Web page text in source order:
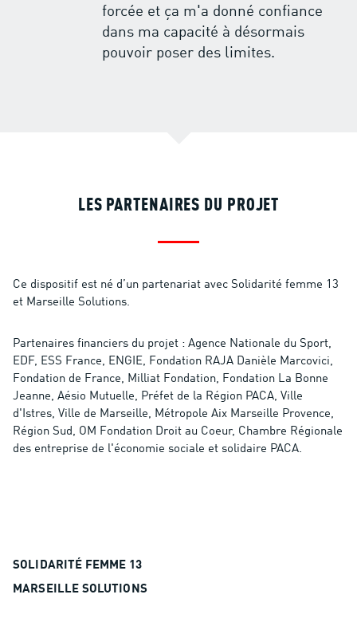
forcée et ça m'a donné confiance
dans ma capacité à désormais
pouvoir poser des limites.
LES PARTENAIRES DU PROJET
Ce dispositif est né d’un partenariat avec Solidarité femme 13
et Marseille Solutions.
Partenaires financiers du projet : Agence Nationale du Sport,
EDF, ESS France, ENGIE, Fondation RAJA Danièle Marcovici,
Fondation de France, Milliat Fondation, Fondation La Bonne
Jeanne, Aésio Mutuelle, Préfet de la Région PACA, Ville
d'Istres, Ville de Marseille, Métropole Aix Marseille Provence,
Région Sud, OM Fondation Droit au Coeur, Chambre Régionale
des entreprise de l'économie sociale et solidaire PACA.
SOLIDARITÉ FEMME 13
MARSEILLE SOLUTIONS